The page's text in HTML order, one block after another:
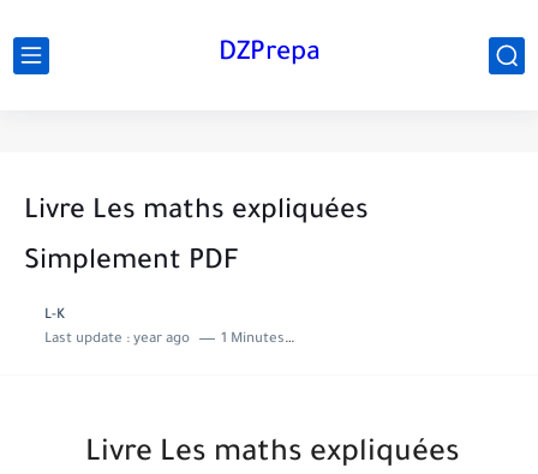
DZPrepa
Livre Les maths expliquées
Simplement PDF
L-K
Last update : year ago 1 Minutes to read
Livre Les maths expliquées